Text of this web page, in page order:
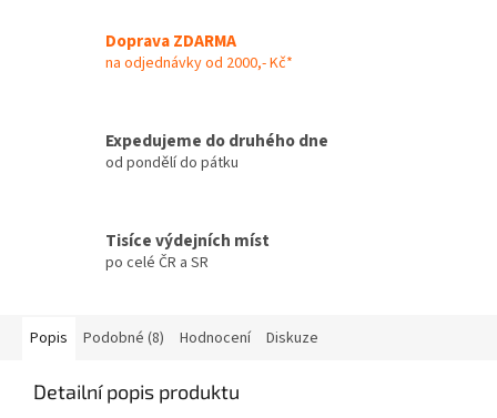
Doprava ZDARMA
na odjednávky od 2000,- Kč*
Expedujeme do druhého dne
od pondělí do pátku
Tisíce výdejních míst
po celé ČR a SR
Popis Podobné (8) Hodnocení Diskuze
Detailní popis produktu